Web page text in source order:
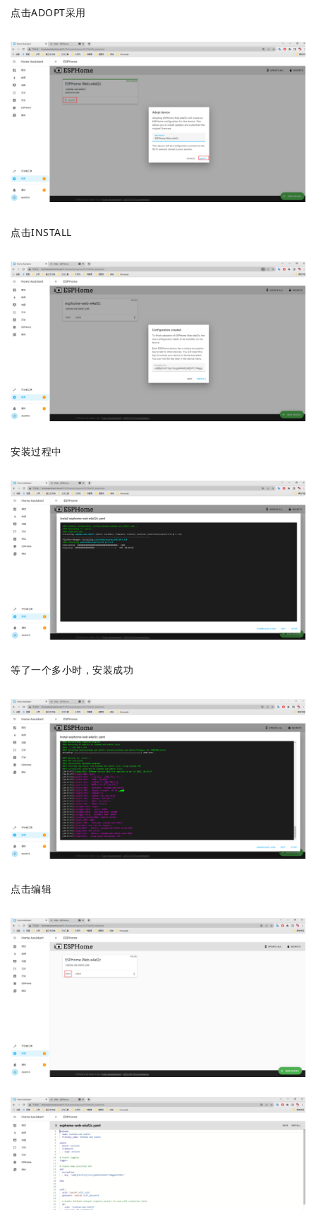
点击ADOPT采用
点击INSTALL
安装过程中
等了一个多小时，安装成功
点击编辑